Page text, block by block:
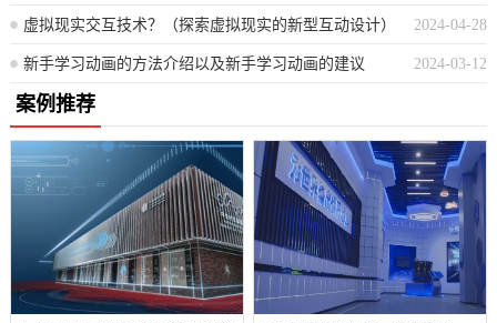
2024-04-28
虚拟现实交互技术？（探索虚拟现实的新型互动设计）
2024-03-12
新手学习动画的方法介绍以及新手学习动画的建议
案例推荐